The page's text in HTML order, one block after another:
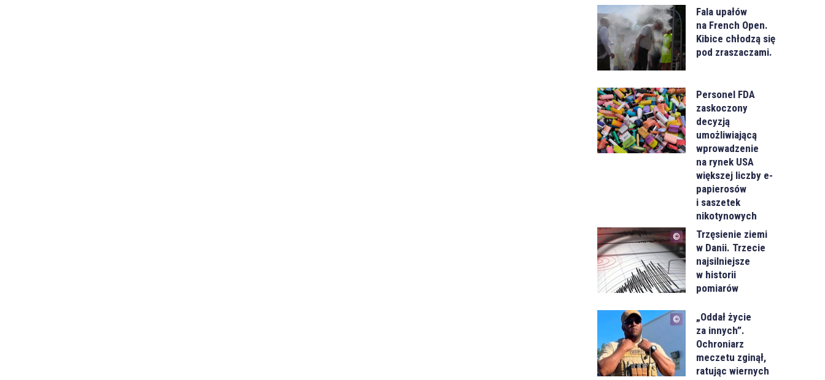
Fala upałów
na French Open.
Kibice chłodzą się
pod zraszaczami.
Personel FDA
zaskoczony
decyzją
umożliwiającą
wprowadzenie
na rynek USA
większej liczby e-
papierosów
i saszetek
nikotynowych
Trzęsienie ziemi
w Danii. Trzecie
najsilniejsze
w historii
pomiarów
„Oddał życie
za innych”.
Ochroniarz
meczetu zginął,
ratując wiernych